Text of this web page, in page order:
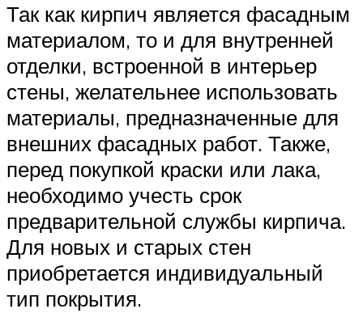
Так как кирпич является фасадным
материалом, то и для внутренней
отделки, встроенной в интерьер
стены, желательнее использовать
материалы, предназначенные для
внешних фасадных работ. Также,
перед покупкой краски или лака,
необходимо учесть срок
предварительной службы кирпича.
Для новых и старых стен
приобретается индивидуальный
тип покрытия.